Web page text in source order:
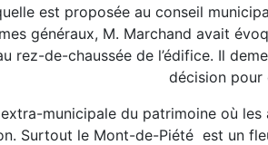
est proposée au conseil
généraux, M. Marchand avait
rez-de-chaussée de l’édifice. Il
décision pour
municipale du patrimoine où
Surtout le Mont-de-Piété est un